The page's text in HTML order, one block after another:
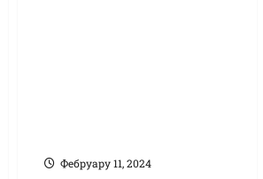
Фебруарy 11, 2024